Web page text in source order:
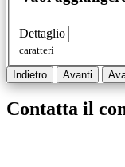
Dettaglio
caratteri
Indietro Avanti
Contatta il